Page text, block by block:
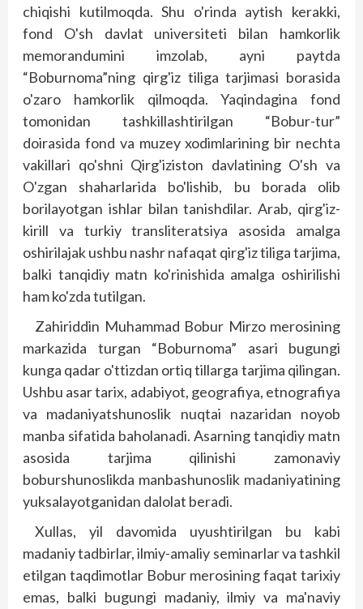
chiqishi kutilmoqda. Shu o'rinda aytish kerakki,
fond O'sh davlat universiteti bilan hamkorlik
memorandumini imzolab, ayni paytda
“Boburnoma”ning qirg'iz tiliga tarjimasi borasida
o'zaro hamkorlik qilmoqda. Yaqindagina fond
tomonidan tashkillashtirilgan “Bobur-tur”
doirasida fond va muzey xodimlarining bir nechta
vakillari qo'shni Qirg'iziston davlatining O'sh va
O'zgan shaharlarida bo'lishib, bu borada olib
borilayotgan ishlar bilan tanishdilar. Arab, qirg'iz-
kirill va turkiy transliteratsiya asosida amalga
oshirilajak ushbu nashr nafaqat qirg'iz tiliga tarjima,
balki tanqidiy matn ko'rinishida amalga oshirilishi
ham ko'zda tutilgan.
Zahiriddin Muhammad Bobur Mirzo merosining
markazida turgan “Boburnoma” asari bugungi
kunga qadar o'ttizdan ortiq tillarga tarjima qilingan.
Ushbu asar tarix, adabiyot, geografiya, etnografiya
va madaniyatshunoslik nuqtai nazaridan noyob
manba sifatida baholanadi. Asarning tanqidiy matn
asosida tarjima qilinishi zamonaviy
boburshunoslikda manbashunoslik madaniyatining
yuksalayotganidan dalolat beradi.
Xullas, yil davomida uyushtirilgan bu kabi
madaniy tadbirlar, ilmiy-amaliy seminarlar va tashkil
etilgan taqdimotlar Bobur merosining faqat tarixiy
emas, balki bugungi madaniy, ilmiy va ma'naviy